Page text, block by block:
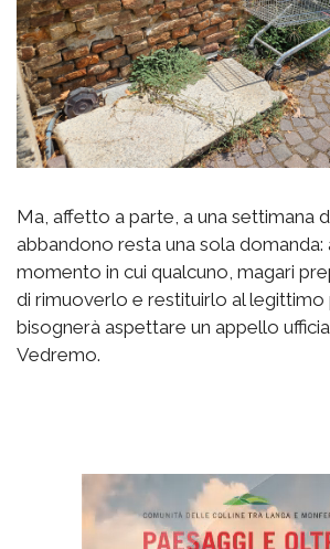
Ma, affetto a parte, a una settimana
abbandono resta una sola domanda:
momento in cui qualcuno, magari
di rimuoverlo e restituirlo al legittimo
bisognerà aspettare un appello
Vedremo.